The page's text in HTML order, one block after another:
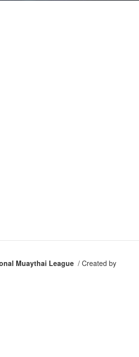
Muaythai League
/ Created by